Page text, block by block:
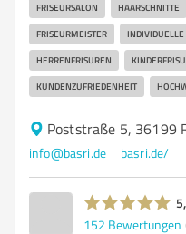
FRISEURSALON HAARSCHNITTE
FRISEURMEISTER INDIVIDUELLE
HERRENFRISUREN
KUNDENZUFRIEDENHEIT
Poststraße 5, 36199
info@basri.de basri.de/
152 Bewertungen